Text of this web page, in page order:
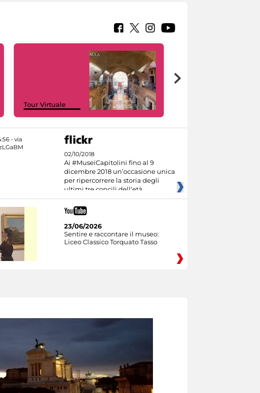
Tour Virtuale
02/10/2018
Ai #MuseiCapitolini fino al 9
dicembre 2018 un’occasione unica
per ripercorrere la storia degli
ultimi tre concili dell’età
23/06/2026
Sentire e raccontare il museo:
Liceo Classico Torquato Tasso